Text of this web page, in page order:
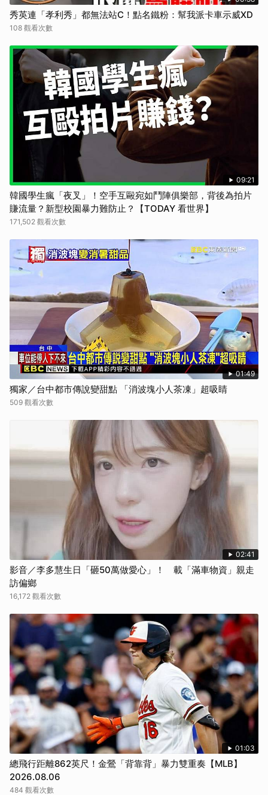
秀英連「孝利秀」都無法站C！點名鐵粉：幫我派卡車示威XD
108 觀看次數
09:21
韓國學生瘋「夜叉」！空手互毆宛如鬥陣俱樂部，背後為拍片
賺流量？新型校園暴力難防止？【TODAY 看世界】
171,502 觀看次數
01:49
獨家／台中都市傳說變甜點 「消波塊小人茶凍」超吸睛
509 觀看次數
02:41
影音／李多慧生日「砸50萬做愛心」！ 載「滿車物資」親走
訪偏鄉
16,172 觀看次數
01:03
總飛行距離862英尺！金鶯「背靠背」暴力雙重奏【MLB】
2026.08.06
484 觀看次數